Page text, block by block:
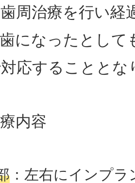
周治療を行い経
になったとして
応することとな
内容
：左右にインプ